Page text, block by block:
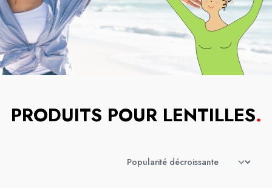
PRODUITS POUR LENTILLES.